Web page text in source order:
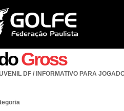
Gross
DF / INFORMATIVO PARA